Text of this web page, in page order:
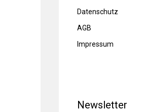
Datenschutz
AGB
Impressum
Newsletter